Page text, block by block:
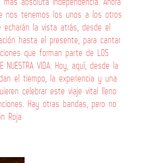
nos tenemos los unos a los otros
echarán la vista atrás, desde el
hasta el presente, para cantar
que forman parte de LOS
NUESTRA VIDA. Hoy, aquí, desde la
el tiempo, la experiencia y una
celebrar este viaje vital lleno
Hay otras bandas, pero no
Roja